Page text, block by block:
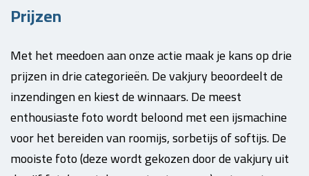
Prijzen
Met het meedoen aan onze actie maak je kans op drie
prijzen in drie categorieën. De vakjury beoordeelt de
inzendingen en kiest de winnaars. De meest
enthousiaste foto wordt beloond met een ijsmachine
voor het bereiden van roomijs, sorbetijs of softijs. De
mooiste foto (deze wordt gekozen door de vakjury uit